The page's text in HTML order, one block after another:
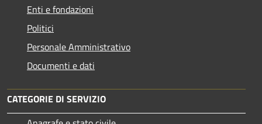
Enti e fondazioni
Politici
Personale Amministrativo
Documenti e dati
CATEGORIE DI SERVIZIO